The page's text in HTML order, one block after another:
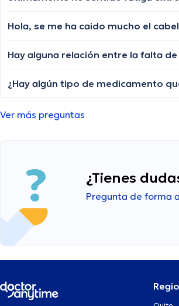
Hay alguna relación entre la falta
Ver más preguntas
¿Tienes
Pregunta de forma